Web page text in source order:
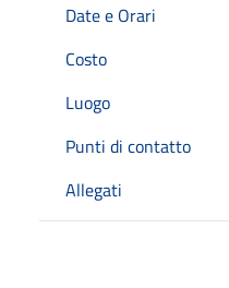
Date e Orari
Costo
Luogo
Punti di contatto
Allegati